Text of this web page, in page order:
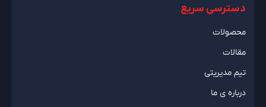
دسترسی سریع
محصولات
مقالات
تیم مدیریتی
درباره ی ما